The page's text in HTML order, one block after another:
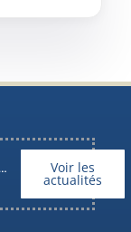
Voir les
actualités